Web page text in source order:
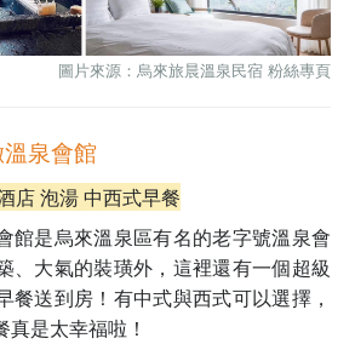
圖片來源： 烏來旅晨溫泉民宿 粉絲專頁
泉會館
店 泡湯 中西式早餐
館是烏來溫泉區有名的老字號溫泉會
、大氣的裝璜外，這裡還有一個超級
餐送到房！有中式與西式可以選擇，
是太幸福啦！